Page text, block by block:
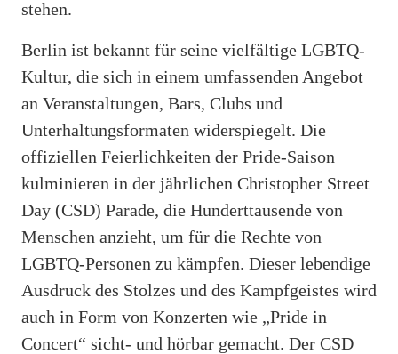
stehen.
Berlin ist bekannt für seine vielfältige LGBTQ-
Kultur, die sich in einem umfassenden Angebot
an Veranstaltungen, Bars, Clubs und
Unterhaltungsformaten widerspiegelt. Die
offiziellen Feierlichkeiten der Pride-Saison
kulminieren in der jährlichen Christopher Street
Day (CSD) Parade, die Hunderttausende von
Menschen anzieht, um für die Rechte von
LGBTQ-Personen zu kämpfen. Dieser lebendige
Ausdruck des Stolzes und des Kampfgeistes wird
auch in Form von Konzerten wie „Pride in
Concert“ sicht- und hörbar gemacht. Der CSD